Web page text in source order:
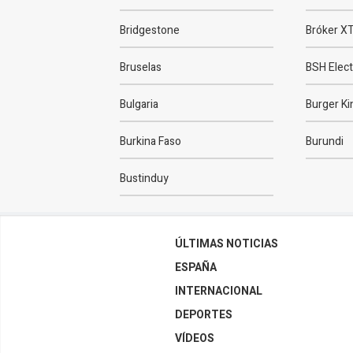
Bridgestone Bróker
Bruselas BSH
Bulgaria Burger
Burkina Faso Burundi
Bustinduy
ÚLTIMAS NOTICIAS
ESPAÑA
INTERNACIONAL
DEPORTES
VÍDEOS